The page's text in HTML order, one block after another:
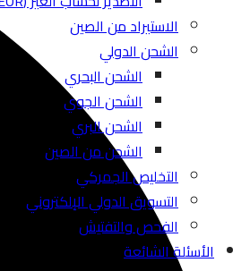
الاستيراد من الصين
الشحن الدولي
الشحن البحري
الشحن الجوي
الشحن البري
الشحن من الصين
التخليص الجمركي
التسويق الدولي الإلكتروني
الفحص والتفتيش
الأسئلة الشائعة